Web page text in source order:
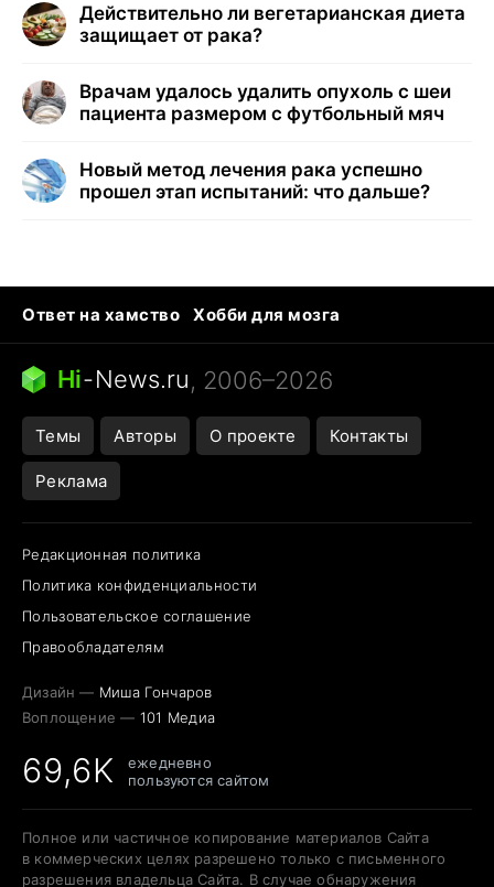
Действительно ли вегетарианская диета
защищает от рака?
Врачам удалось удалить опухоль с шеи
пациента размером с футбольный мяч
Новый метод лечения рака успешно
прошел этап испытаний: что дальше?
Ответ на хамство
Хобби для мозга
Бензин 100 vs 95
Тунцы в океанариуме
Следующая пандемия
Hi-News.ru, 2006–2026
Темы Авторы О проекте Контакты
Реклама
Редакционная политика
Политика конфиденциальности
Пользовательское соглашение
Правообладателям
Дизайн — Миша Гончаров
Воплощение — 101 Медиа
69,6K
ежедневно
пользуются сайтом
Полное или частичное копирование материалов Сайта
в коммерческих целях разрешено только с письменного
разрешения владельца Сайта. В случае обнаружения